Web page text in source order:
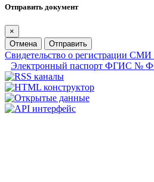
Отправить документ
×
Отмена
Отправить
Свидетельство о регистрации
Электронный паспорт ФГИС №